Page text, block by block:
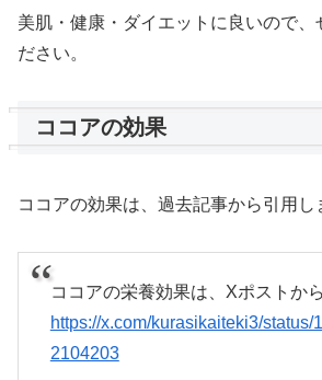
美肌・健康・ダイエットに良いので、
ださい。
ココアの効果
ココアの効果は、過去記事から引用し
ココアの栄養効果は、Xポストか
https://x.com/kurasikaiteki3/status/
2104203